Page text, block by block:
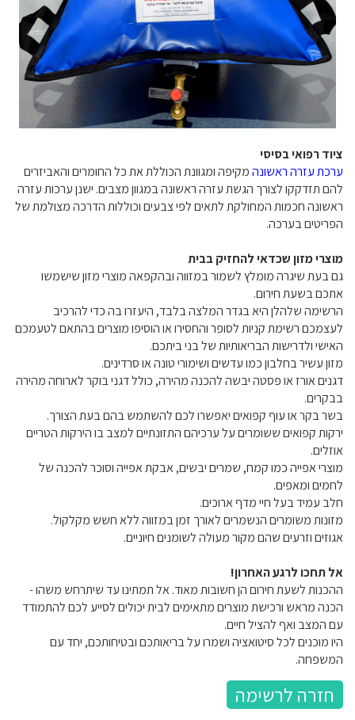
ציוד רפואי בסיסי
ערכת עזרה ראשונהמקיפה ומגוונת הכוללת את כל החומרים והאביזרים
להם תזדקקו לצורך הגשת עזרה ראשונה במגוון מצבים. ישנן ערכות עזרה
ראשונה חכמות המחולקת לתאים לפי צבעים וכוללות הדרכה מצולמת של
הפריטים בערכה.
מוצרי מזון שכדאי להחזיק בבית
גם בעת שיגרה מומלץ לשמור במזווה ובהקפאה מוצרי מזון שישמשו
אתכם בשעת חירום.
הרשימה שלהלן היא בגדר המלצה בלבד, היעזרו בה כדי להרכיב
לעצמכם רשימת קניות לסופר והחסירו או הוסיפו מוצרים בהתאם לטעמכם
האישי ולדרישות הבריאותיות של בני ביתכם.
מזון עשיר בחלבון כמו עדשים ושימורי טונה או סרדינים.
דגנים אורז או פסטה יבשה להכנה מהירה, כולל דגני בוקר לארוחה מהירה
בבקרים.
בשר בקר או עוף קפואים יאפשרו לכם להשתמש בהם בעת הצורך.
ירקות קפואים ששומרים על ערכיהם התזונתיים למצב בו הירקות הטריים
אוזלים.
מוצרי אפייה כמו קמח, שמרים יבשים, אבקת אפייה וסוכר להכנה של
לחמים ומאפים.
חלב עמיד בעל חיי מדף ארוכים.
מזונות משומרים הנשמרים לאורך זמן במזווה ללא חשש מקלקול.
אגוזים וזרעים שהם מקור מעולה לשומנים חיוניים.
אל תחכו לרגע האחרון!
ההכנות לשעת חירום הן חשובות מאוד. אל תמתינו עד שיתרחש משהו -
הכנה מראש ורכישת מוצרים מתאימים לבית יכולים לסייע לכם להתמודד
עם המצב ואף להציל חיים.
היו מוכנים לכל סיטואציה ושמרו על בריאותכם ובטיחותכם, יחד עם
המשפחה.
חזרה לרשימה